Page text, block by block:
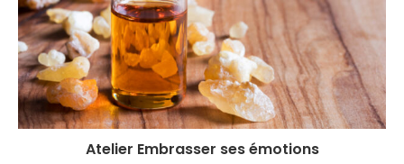
Atelier Embrasser ses émotions